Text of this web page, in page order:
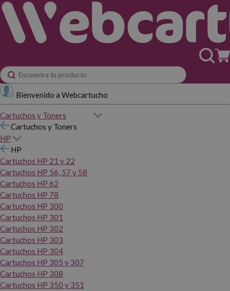
Bienvenido a Webcartucho
Cartuchos y Toners
Cartuchos y Toners
HP
HP
Cartuchos HP 21 y 22
Cartuchos HP 56, 57 y 58
Cartuchos HP 62
Cartuchos HP 78
Cartuchos HP 300
Cartuchos HP 301
Cartuchos HP 302
Cartuchos HP 303
Cartuchos HP 304
Cartuchos HP 305 y 307
Cartuchos HP 308
Cartuchos HP 350 y 351